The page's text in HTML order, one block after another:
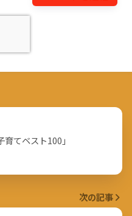
てベスト100」
次の記事